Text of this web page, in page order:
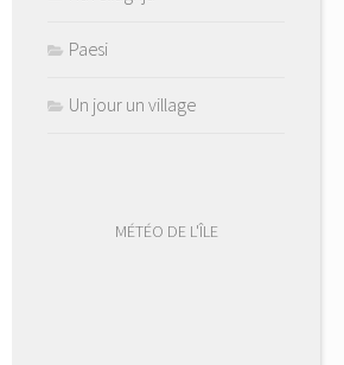
Paesi
Un jour un village
MÉTÉO DE L'ÎLE